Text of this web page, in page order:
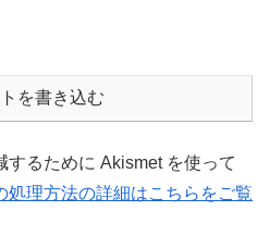
を書き込む
するために Akismet を使って
処理方法の詳細はこちらをご覧